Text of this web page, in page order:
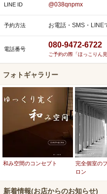
LINE ID @038qnpmx
予約方法 お電話・SMS・LINE
電話番号 080-9472-6722
ご予約の際「ほっこりん
フォトギャラリー
和み空間のコンセプト
完全個室の
ロン
新着情報(お店からのお知らせ)